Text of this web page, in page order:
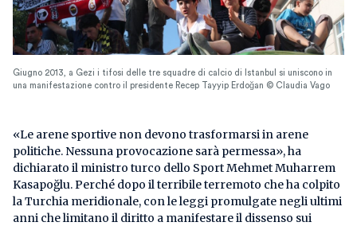
Giugno 2013, a Gezi i tifosi delle tre squadre di calcio di Istanbul si uniscono in
una manifestazione contro il presidente Recep Tayyip Erdoğan © Claudia Vago
«Le arene sportive non devono trasformarsi in arene
politiche. Nessuna provocazione sarà permessa», ha
dichiarato il ministro turco dello Sport Mehmet Muharrem
Kasapoğlu. Perché dopo il terribile terremoto che ha colpito
la Turchia meridionale, con le leggi promulgate negli ultimi
anni che limitano il diritto a manifestare il dissenso sui